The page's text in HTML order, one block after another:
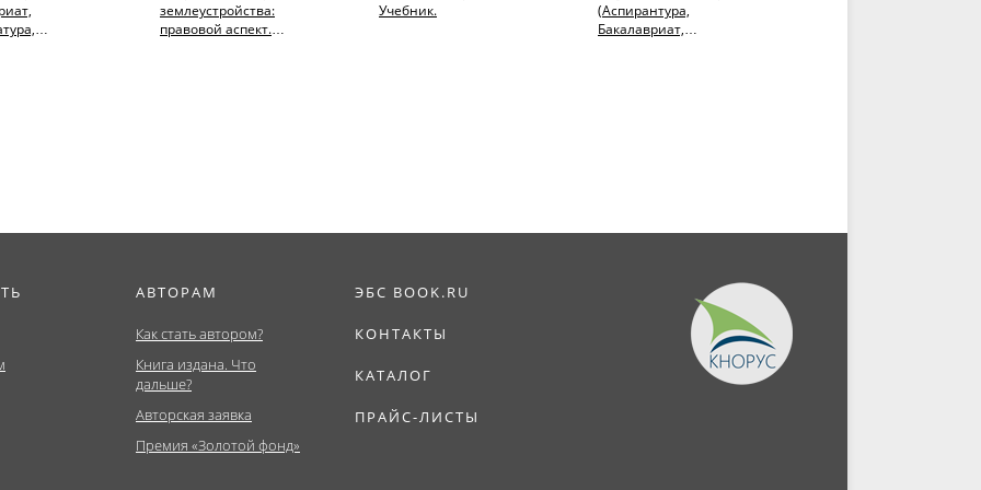
землеустройства:
правовой аспект.
Учебник.
(Аспирантура,
Бакалавриат,
АВТОРАМ
Как стать автором?
Книга издана. Что
дальше?
Авторская заявка
Премия «Золотой фонд»
ЭБС BOOK.RU
КОНТАКТЫ
КАТАЛОГ
ПРАЙС-ЛИСТЫ